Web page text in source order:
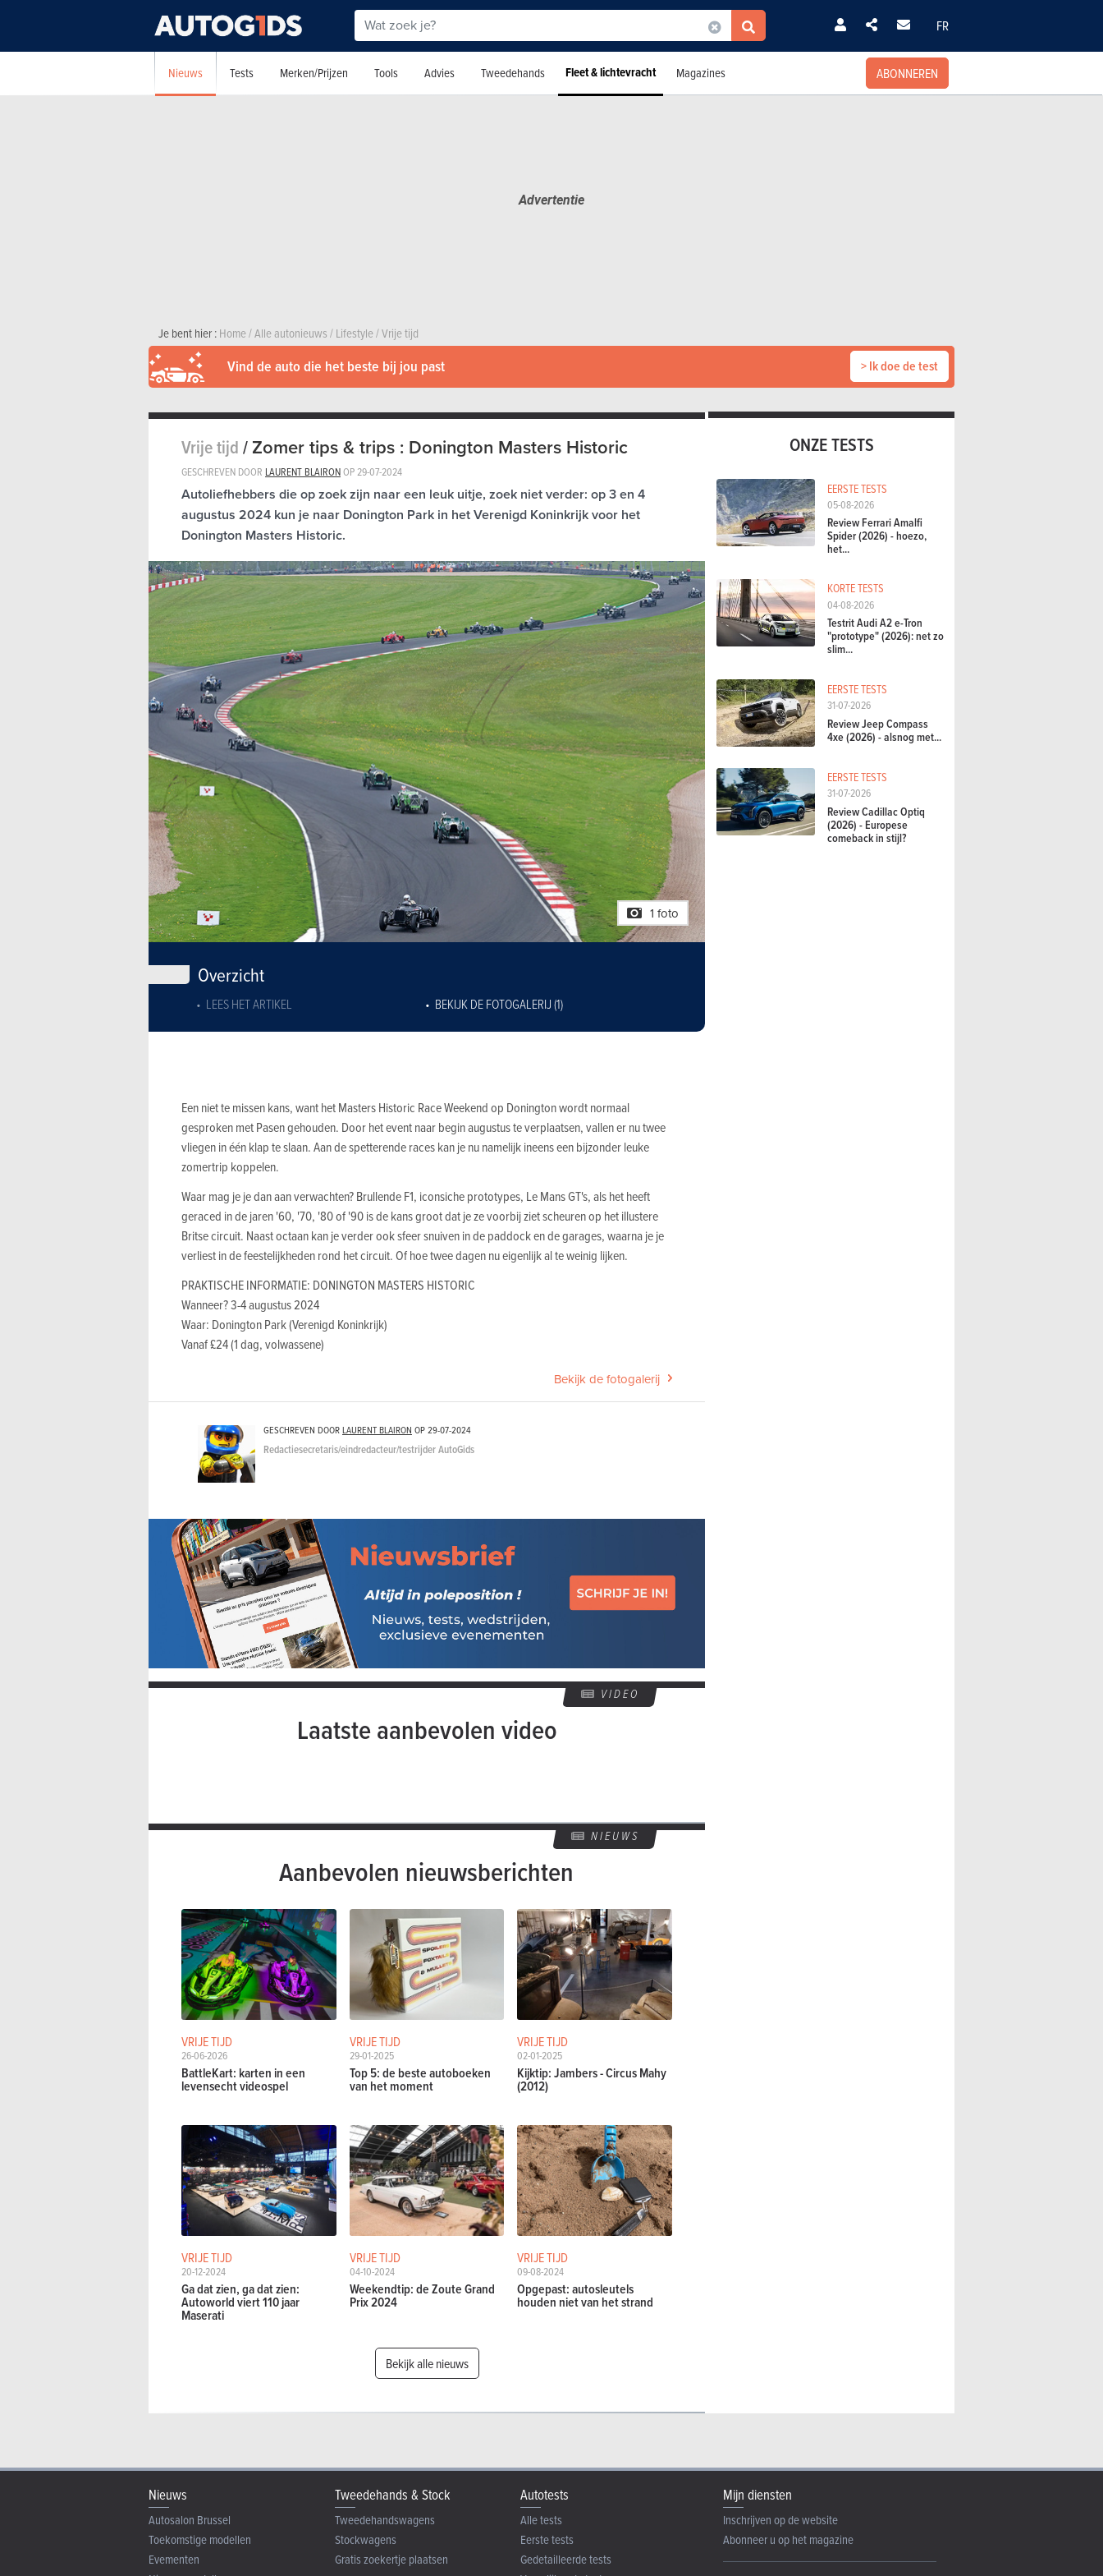
FR
Nieuws Tests Merken/Prijzen Tools Advies Tweedehands Fleet & lichtevracht Magazines ABONNEREN
Je bent hier :Home/Alle autonieuws/Lifestyle/Vrije tijd
Vind de auto die het beste bij jou past > Ik doe de test
Vrije tijd/Zomer tips & trips : Donington Masters Historic
GESCHREVEN DOOR LAURENT BLAIRONOP29-07-2024
Autoliefhebbers die op zoek zijn naar een leuk uitje, zoek niet verder: op 3 en 4
augustus 2024 kun je naar Donington Park in het Verenigd Koninkrijk voor het
Donington Masters Historic.
1 foto
Overzicht
LEES HET ARTIKEL BEKIJK DE FOTOGALERIJ (1)
Een niet te missen kans, want het Masters Historic Race Weekend op Donington wordt normaal
gesproken met Pasen gehouden. Door het event naar begin augustus te verplaatsen, vallen er nu twee
vliegen in één klap te slaan. Aan de spetterende races kan je nu namelijk ineens een bijzonder leuke
zomertrip koppelen.
Waar mag je je dan aan verwachten? Brullende F1, iconsiche prototypes, Le Mans GT's, als het heeft
geraced in de jaren '60, '70, '80 of '90 is de kans groot dat je ze voorbij ziet scheuren op het illustere
Britse circuit. Naast octaan kan je verder ook sfeer snuiven in de paddock en de garages, waarna je je
verliest in de feestelijkheden rond het circuit. Of hoe twee dagen nu eigenlijk al te weinig lijken.
PRAKTISCHE INFORMATIE: DONINGTON MASTERS HISTORIC
Wanneer? 3-4 augustus 2024
Waar: Donington Park (Verenigd Koninkrijk)
Vanaf £24 (1 dag, volwassene)
Bekijk de fotogalerij
GESCHREVEN DOORLAURENT BLAIRON OP29-07-2024
Redactiesecretaris/eindredacteur/testrijder AutoGids
VIDEO
Laatste aanbevolen video
NIEUWS
Aanbevolen nieuwsberichten
VRIJE TIJD
26-06-2026
BattleKart: karten in een
levensecht videospel
VRIJE TIJD
29-01-2025
Top 5: de beste autoboeken
van het moment
VRIJE TIJD
02-01-2025
Kijktip: Jambers - Circus Mahy
(2012)
VRIJE TIJD
20-12-2024
Ga dat zien, ga dat zien:
Autoworld viert 110 jaar
Maserati
VRIJE TIJD
04-10-2024
Weekendtip: de Zoute Grand
Prix 2024
VRIJE TIJD
09-08-2024
Opgepast: autosleutels
houden niet van het strand
Bekijk alle nieuws
ONZE TESTS
EERSTE TESTS
05-08-2026
Review Ferrari Amalfi
Spider (2026) - hoezo,
het...
KORTE TESTS
04-08-2026
Testrit Audi A2 e-Tron
"prototype" (2026): net zo
slim...
EERSTE TESTS
31-07-2026
Review Jeep Compass
4xe (2026) - alsnog met...
EERSTE TESTS
31-07-2026
Review Cadillac Optiq
(2026) - Europese
comeback in stijl?
Nieuws
Autosalon Brussel
Toekomstige modellen
Evementen
Tweedehands & Stock
Tweedehandswagens
Stockwagens
Gratis zoekertje plaatsen
Autotests
Alle tests
Eerste tests
Gedetailleerde tests
Mijn diensten
Inschrijven op de website
Abonneer u op het magazine